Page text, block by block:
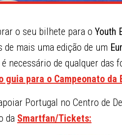
o seu bilhete para o Youth
de mais uma edição de um
necessário de qualquer das
guia para o Campeonato da
Portugal no Centro de
da Smartfan/Tickets: